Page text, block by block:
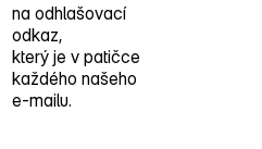
na odhlašovací
odkaz,
který je v patičce
každého našeho
e‑mailu.